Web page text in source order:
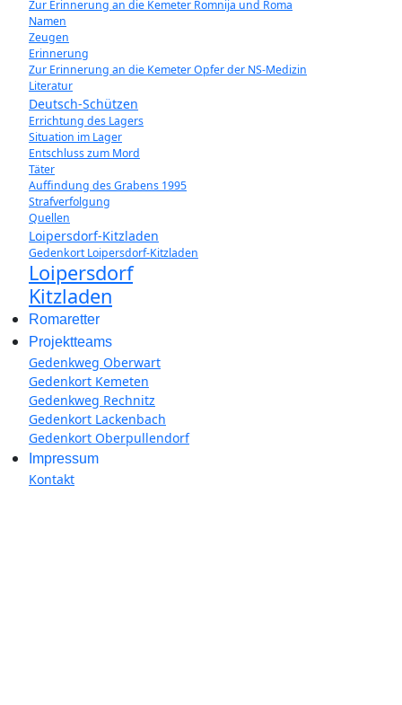
Zur Erinnerung an die Kemeter Romnija und Roma
Namen
Zeugen
Erinnerung
Zur Erinnerung an die Kemeter Opfer der NS-Medizin
Literatur
Deutsch-Schützen
Errichtung des Lagers
Situation im Lager
Entschluss zum Mord
Täter
Auffindung des Grabens 1995
Strafverfolgung
Quellen
Loipersdorf-Kitzladen
Gedenkort Loipersdorf-Kitzladen
Loipersdorf
Kitzladen
Romaretter
Projektteams
Gedenkweg Oberwart
Gedenkort Kemeten
Gedenkweg Rechnitz
Gedenkort Lackenbach
Gedenkort Oberpullendorf
Impressum
Kontakt